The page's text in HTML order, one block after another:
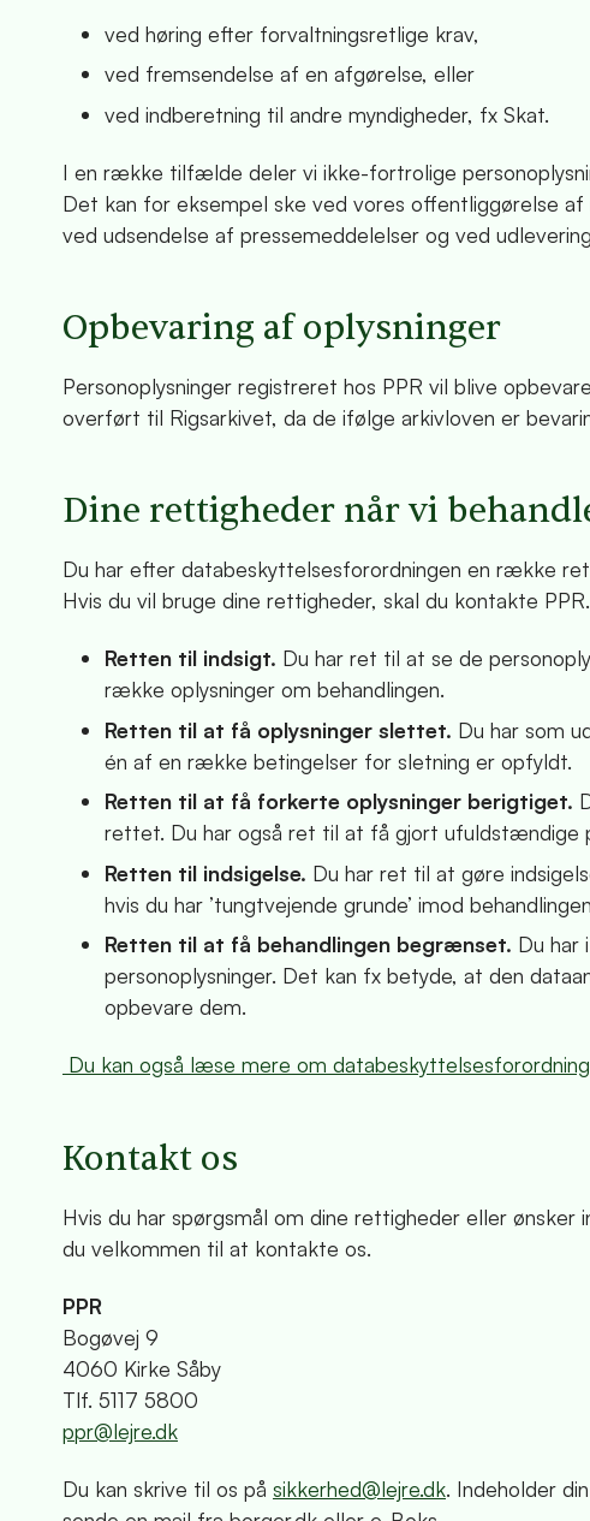
ved høring efter forvaltningsretlige krav,
ved fremsendelse af en afgørelse, eller
ved indberetning til andre myndigheder, fx Skat.
I en række tilfælde deler vi ikke-fortrolige
Det kan for eksempel ske ved vores offentliggørelse
ved udsendelse af pressemeddelelser og ved
Opbevaring af oplysninger
Personoplysninger registreret hos PPR vil blive
overført til Rigsarkivet, da de ifølge arkivloven er
Dine rettigheder når vi
Du har efter databeskyttelsesforordningen en række
Hvis du vil bruge dine rettigheder, skal du kontakte PPR.
Retten til indsigt. Du har ret til at se de
række oplysninger om behandlingen.
Retten til at få oplysninger slettet. Du har som
én af en række betingelser for sletning er opfyldt.
Retten til at få forkerte oplysninger berigtiget.
rettet. Du har også ret til at få gjort ufuldstændige
Retten til indsigelse. Du har ret til at gøre
hvis du har ’tungtvejende grunde’ imod
Retten til at få behandlingen begrænset. Du
personoplysninger. Det kan fx betyde, at den
opbevare dem.
Du kan også læse mere om
Kontakt os
Hvis du har spørgsmål om dine rettigheder eller
du velkommen til at kontakte os.
PPR
Bogøvej 9
4060 Kirke Såby
Tlf. 5117 5800
ppr@lejre.dk
Du kan skrive til os på sikkerhed@lejre.dk. Indeholder